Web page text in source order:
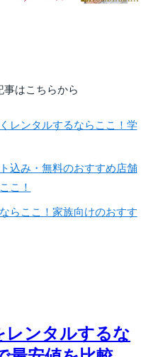
事はこちらから
レンタルするならここ！学
込み・無料のおすすめ店舗
こ！
らここ！家族向けのおすす
レンタルするな